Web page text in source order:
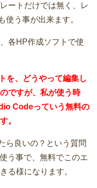
ートだけでは無く、レ
使う事が出来ます。
各HP作成ソフトで使
を、どうやって編集し
ですが、私が使う時
Codeっていう無料の
。
ら良いの？という質問
う事で、無料でこのエ
る様になります。